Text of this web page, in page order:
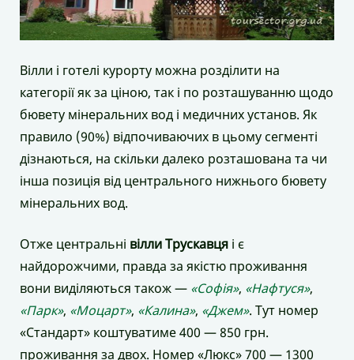
Вілли і готелі курорту можна розділити на
категорії як за ціною, так і по розташуванню щодо
бювету мінеральних вод і медичних установ. Як
правило (90%) відпочиваючих в цьому сегменті
дізнаються, на скільки далеко розташована та чи
інша позиція від центрального нижнього бювету
мінеральних вод.
Отже центральні вілли Трускавця і є
найдорожчими, правда за якістю проживання
вони виділяються також — «Софія», «Нафтуся»,
«Парк», «Моцарт», «Калина», «Джем». Тут номер
«Стандарт» коштуватиме 400 — 850 грн.
проживання за двох. Номер «Люкс» 700 — 1300